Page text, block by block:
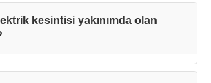
kesintisi yakınımda olan